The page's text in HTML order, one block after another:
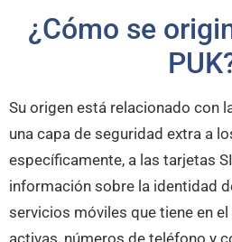
¿Cómo se
Su origen está relacionado con
una capa de seguridad extra a
específicamente, a las tarjetas
información sobre la identidad
servicios móviles que tiene en
activas, números de teléfono y